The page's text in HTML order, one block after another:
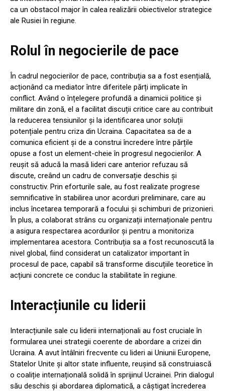
ca un obstacol major în calea realizării obiectivelor strategice
ale Rusiei în regiune.
Rolul în negocierile de pace
În cadrul negocierilor de pace, contribuția sa a fost esențială,
acționând ca mediator între diferitele părți implicate în
conflict. Având o înțelegere profundă a dinamicii politice și
militare din zonă, el a facilitat discuții critice care au contribuit
la reducerea tensiunilor și la identificarea unor soluții
potențiale pentru criza din Ucraina. Capacitatea sa de a
comunica eficient și de a construi încredere între părțile
opuse a fost un element-cheie în progresul negocierilor. A
reușit să aducă la masă lideri care anterior refuzau să
discute, creând un cadru de conversație deschis și
constructiv. Prin eforturile sale, au fost realizate progrese
semnificative în stabilirea unor acorduri preliminare, care au
inclus încetarea temporară a focului și schimburi de prizonieri.
În plus, a colaborat strâns cu organizații internaționale pentru
a asigura respectarea acordurilor și pentru a monitoriza
implementarea acestora. Contribuția sa a fost recunoscută la
nivel global, fiind considerat un catalizator important în
procesul de pace, capabil să transforme discuțiile teoretice în
acțiuni concrete ce conduc la stabilitate în regiune.
Interacțiunile cu liderii
Interacțiunile sale cu liderii internaționali au fost cruciale în
formularea unei strategii coerente de abordare a crizei din
Ucraina. A avut întâlniri frecvente cu lideri ai Uniunii Europene,
Statelor Unite și altor state influente, reușind să construiască
o coaliție internațională solidă în sprijinul Ucrainei. Prin dialogul
său deschis și abordarea diplomatică, a câștigat încrederea